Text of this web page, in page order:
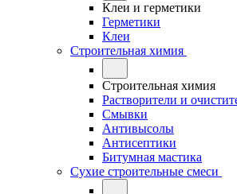
Клеи и герметики
Герметики
Клеи
Строительная химия
Строительная химия
Растворители и
Смывки
Антивысолы
Антисептики
Битумная мастика
Сухие строительные смеси